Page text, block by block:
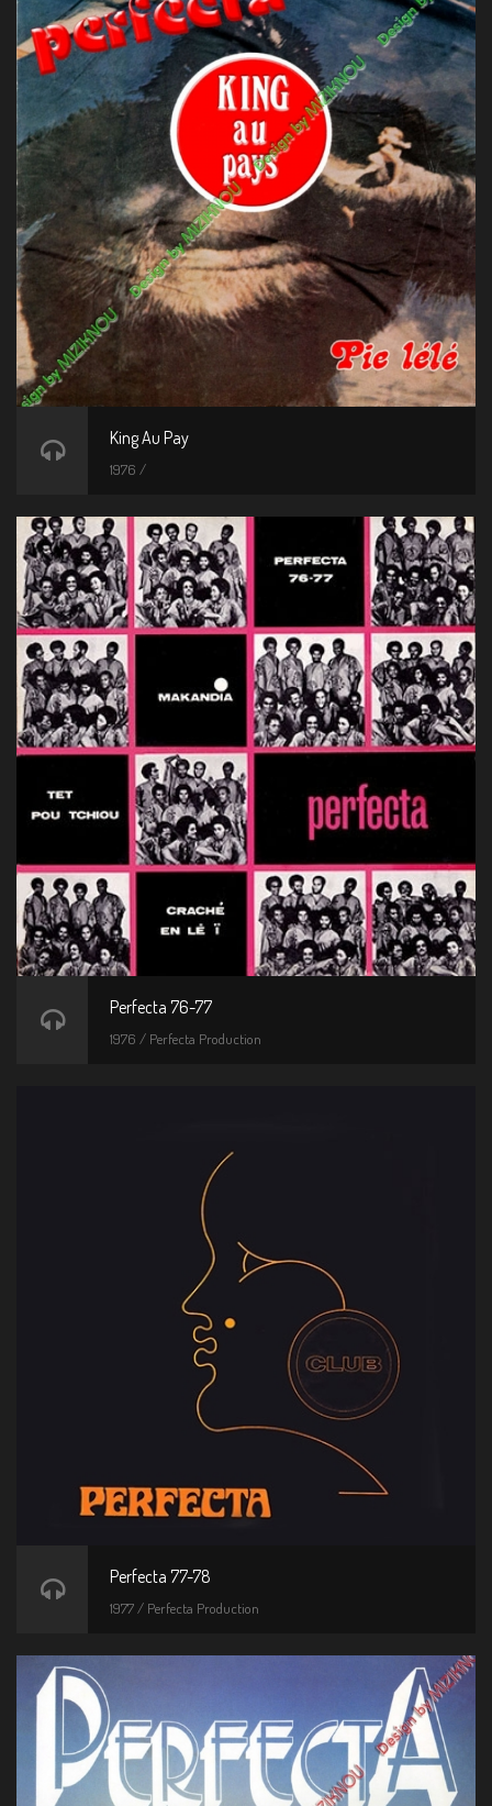
King Au Pay
1976 /
Perfecta 76-77
1976 / Perfecta Production
Perfecta 77-78
1977 / Perfecta Production